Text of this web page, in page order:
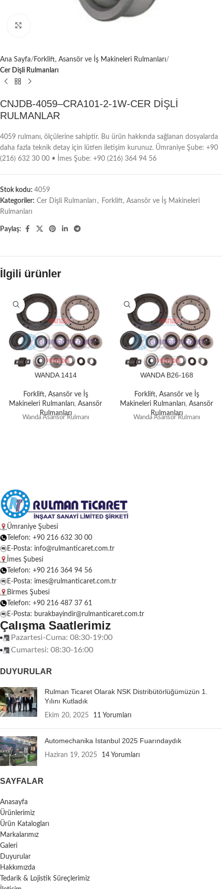
Ana Sayfa
Forklift, Asansör ve İş Makineleri Rulmanları
Cer Dişli Rulmanları
CNJDB-4059–CRA101-2-1W-CER DİŞLİ
RULMANLAR
4059 rulmanı, ölçülerine sahiptir. Bu ürün hakkında sağlanan dosyalarda
daha fazla teknik detay için lütfen iletişim kurunuz. Ümraniye Şube: +90
(216) 632 30 00 • İmes Şube: +90 (216) 364 94 56
Stok kodu: 4059
Kategoriler: Cer Dişli Rulmanları , Forklift, Asansör ve İş Makineleri
Rulmanları
Paylaş:
İlgili ürünler
WANDA 1414
Forklift, Asansör ve İş
Makineleri Rulmanları, Asansör
Rulmanları
Wanda Asansör Rulmanı
WANDA B26-168
Forklift, Asansör ve İş
Makineleri Rulmanları, Asansör
Rulmanları
Wanda Asansör Rulmanı
Ümraniye Şubesi
Telefon: +90 216 632 30 00
E-Posta: info@rulmanticaret.com.tr
İmes Şubesi
Telefon: +90 216 364 94 56
E-Posta: imes@rulmanticaret.com.tr
Birmes Şubesi
Telefon: +90 216 487 37 61
E-Posta: burakbayindir@rulmanticaret.com.tr
Çalışma Saatlerimiz
Pazartesi-Cuma: 08:30-19:00
Cumartesi: 08:30-16:00
DUYURULAR
Rulman Ticaret Olarak NSK Distribütörlüğümüzün 1.
Yılını Kutladık
Ekim 20, 2025 11 Yorumları
Automechanika Istanbul 2025 Fuarındaydık
Haziran 19, 2025 14 Yorumları
SAYFALAR
Anasayfa
Ürünlerimiz
Ürün Katalogları
Markalarımız
Galeri
Duyurular
Hakkımızda
Tedarik & Lojistik Süreçlerimiz